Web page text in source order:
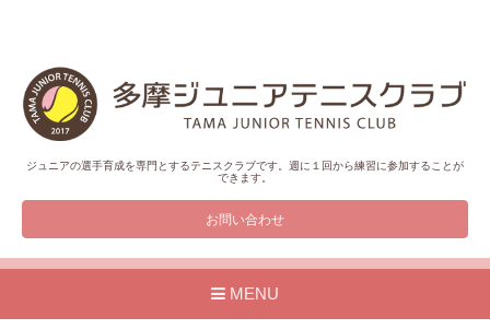
ジュニアの選手育成を専門とするテニスクラブです。週に１回から練習に参加することが
できます。
お問い合わせ
MENU